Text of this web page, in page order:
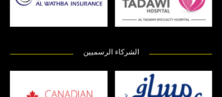
الشركاء الرسميين